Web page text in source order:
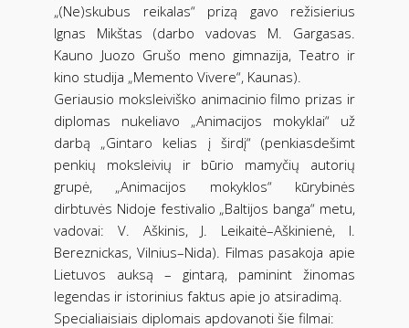
„(Ne)skubus reikalas“ prizą gavo režisierius
Ignas Mikštas (darbo vadovas M. Gargasas.
Kauno Juozo Grušo meno gimnazija, Teatro ir
kino studija „Memento Vivere“, Kaunas).
Geriausio moksleiviško animacinio filmo prizas ir
diplomas nukeliavo „Animacijos mokyklai“ už
darbą „Gintaro kelias į širdį“ (penkiasdešimt
penkių moksleivių ir būrio mamyčių autorių
grupė, „Animacijos mokyklos“ kūrybinės
dirbtuvės Nidoje festivalio „Baltijos banga“ metu,
vadovai: V. Aškinis, J. Leikaitė–Aškinienė, I.
Bereznickas, Vilnius–Nida). Filmas pasakoja apie
Lietuvos auksą – gintarą, paminint žinomas
legendas ir istorinius faktus apie jo atsiradimą.
Specialiaisiais diplomais apdovanoti šie filmai: